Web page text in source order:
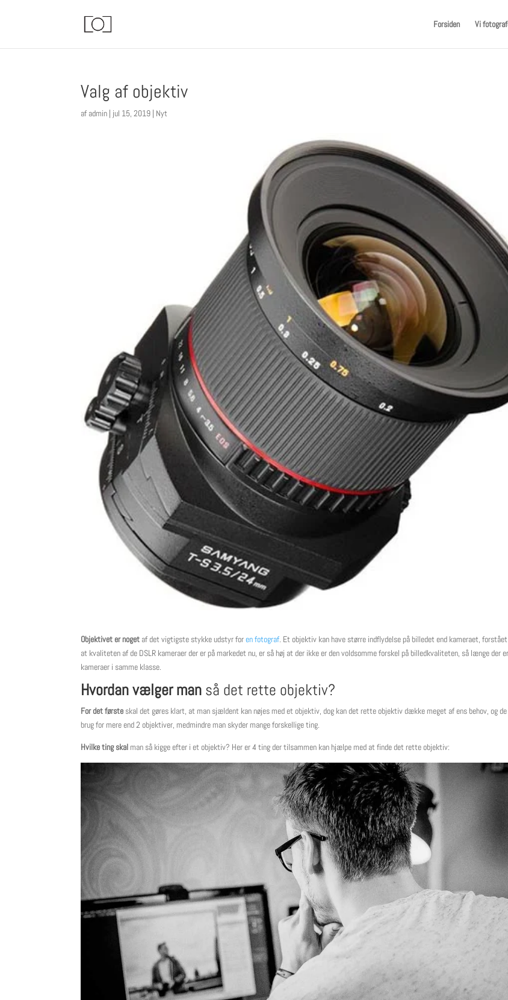
Forsiden Vi
Valg af objektiv
af admin | jul 15, 2019 | Nyt
Objektivet er noget af det vigtigste stykke udstyr foren fotograf. Et objektiv kan have større indflydelse på billedet end kameraet, forstået
at kvaliteten af de DSLR kameraer der er på markedet nu, er så høj at der ikke er den voldsomme forskel på billedkvaliteten, så længe der
kameraer i samme klasse.
Hvordan vælger man så det rette objektiv?
For det første skal det gøres klart, at man sjældent kan nøjes med et objektiv, dog kan det rette objektiv dække meget af ens behov, og
brug for mere end 2 objektiver, medmindre man skyder mange forskellige ting.
Hvilke ting skalman så kigge efter i et objektiv? Her er 4 ting der tilsammen kan hjælpe med at finde det rette objektiv: